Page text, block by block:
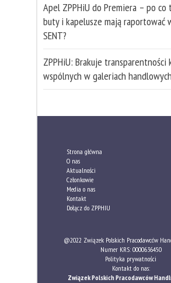
Apel ZPPHiU do Premiera – po
buty i kapelusze mają raportować
SENT?
ZPPHiU: Brakuje transparentności
wspólnych w galeriach handlowych
Strona główna
O nas
Aktualności
Członkowie
Media o nas
Kontakt
Dołącz do ZPPHIU
@2022 Związek Polskich Pracodawców
Numer KRS: 0000636450
Polityka prywatności
Kontakt do nas:
Związek Polskich Pracodawców